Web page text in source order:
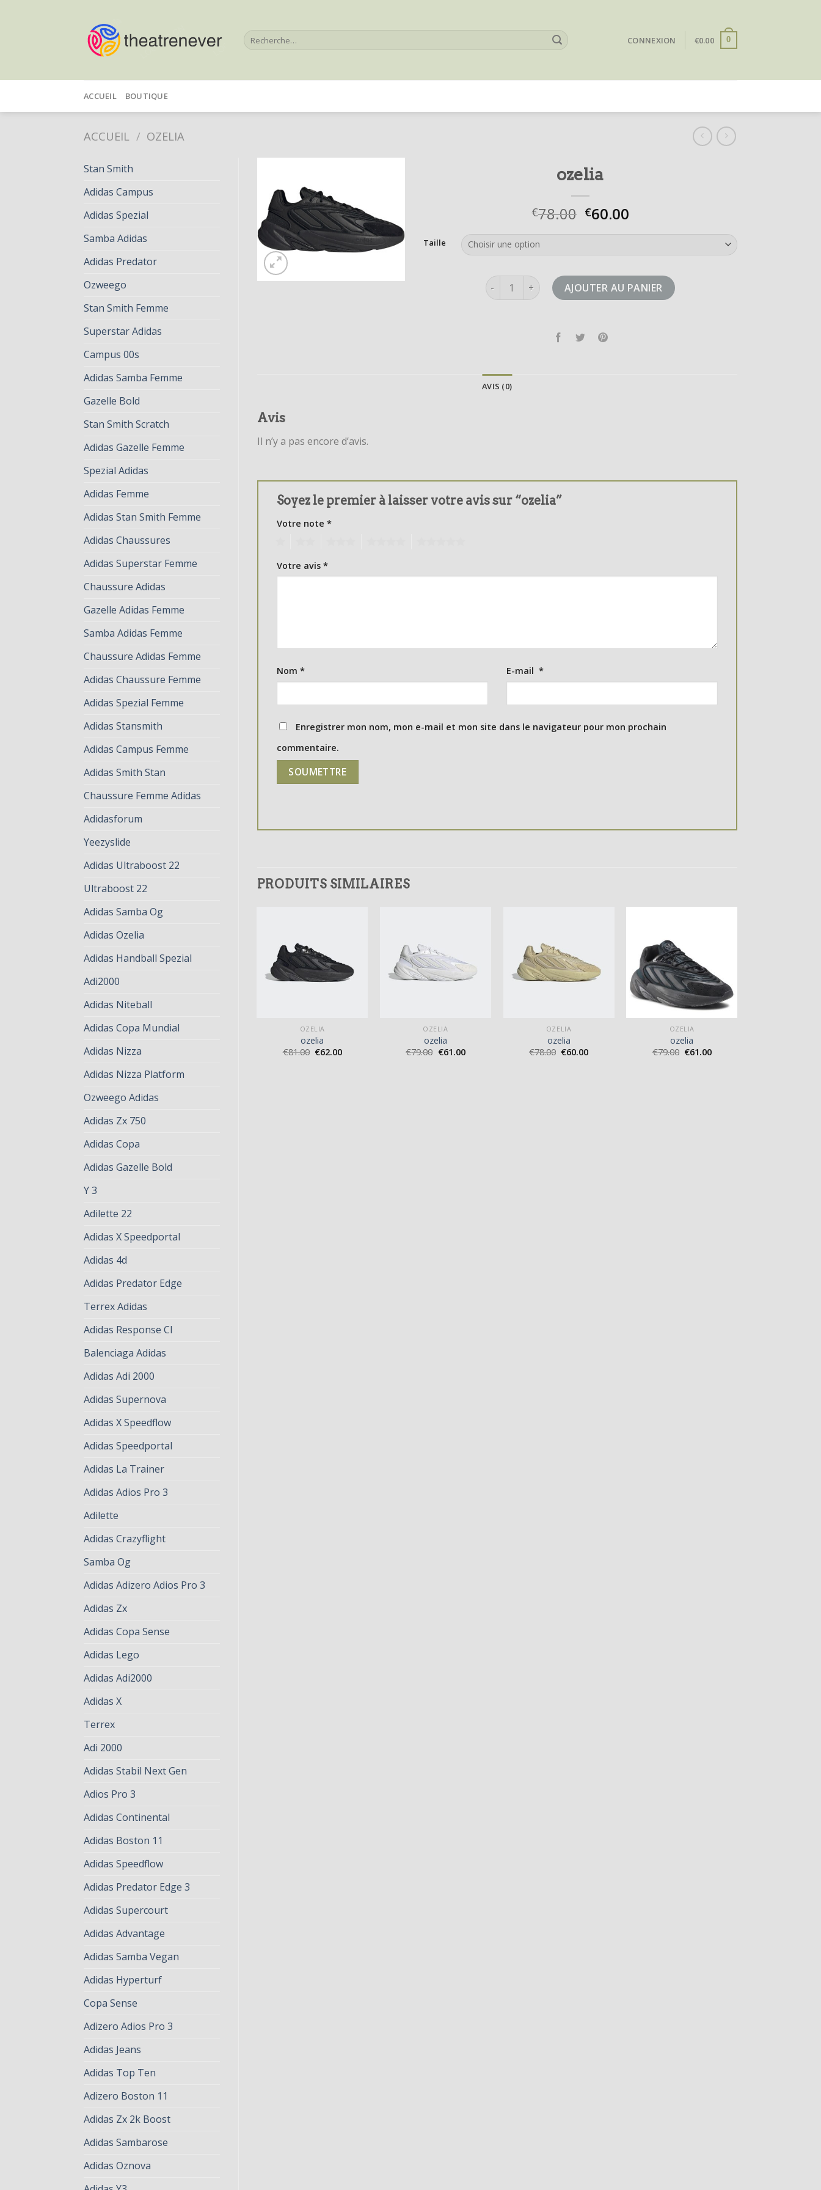
Recherche
pour :
CONNEXION €0.00 0
ACCUEIL BOUTIQUE
ACCUEIL / OZELIA
Stan Smith
Adidas Campus
Adidas Spezial
Samba Adidas
Adidas Predator
Ozweego
Stan Smith Femme
Superstar Adidas
Campus 00s
Adidas Samba Femme
Gazelle Bold
Stan Smith Scratch
Adidas Gazelle Femme
Spezial Adidas
Adidas Femme
Adidas Stan Smith Femme
Adidas Chaussures
Adidas Superstar Femme
Chaussure Adidas
Gazelle Adidas Femme
Samba Adidas Femme
Chaussure Adidas Femme
Adidas Chaussure Femme
Adidas Spezial Femme
Adidas Stansmith
Adidas Campus Femme
Adidas Smith Stan
Chaussure Femme Adidas
Adidasforum
Yeezyslide
Adidas Ultraboost 22
Ultraboost 22
Adidas Samba Og
Adidas Ozelia
Adidas Handball Spezial
Adi2000
Adidas Niteball
Adidas Copa Mundial
Adidas Nizza
Adidas Nizza Platform
Ozweego Adidas
Adidas Zx 750
Adidas Copa
Adidas Gazelle Bold
Y 3
Adilette 22
Adidas X Speedportal
Adidas 4d
Adidas Predator Edge
Terrex Adidas
Adidas Response Cl
Balenciaga Adidas
Adidas Adi 2000
Adidas Supernova
Adidas X Speedflow
Adidas Speedportal
Adidas La Trainer
Adidas Adios Pro 3
Adilette
Adidas Crazyflight
Samba Og
Adidas Adizero Adios Pro 3
Adidas Zx
Adidas Copa Sense
Adidas Lego
Adidas Adi2000
Adidas X
Terrex
Adi 2000
Adidas Stabil Next Gen
Adios Pro 3
Adidas Continental
Adidas Boston 11
Adidas Speedflow
Adidas Predator Edge 3
Adidas Supercourt
Adidas Advantage
Adidas Samba Vegan
Adidas Hyperturf
Copa Sense
Adizero Adios Pro 3
Adidas Jeans
Adidas Top Ten
Adizero Boston 11
Adidas Zx 2k Boost
Adidas Sambarose
Adidas Oznova
ozelia
€78.00 €60.00
Taille
quantité de ozelia AJOUTER AU PANIER
AVIS (0)
Avis
Il n’y a pas encore d’avis.
Soyez le premier à laisser votre avis sur “ozelia”
Votre note *
Votre avis *
Nom * E-mail *
Enregistrer mon nom, mon e-mail et mon site dans le navigateur pour mon prochain
commentaire.
PRODUITS SIMILAIRES
OZELIA
ozelia
€81.00 €62.00
OZELIA
ozelia
€79.00 €61.00
OZELIA
ozelia
€78.00 €60.00
OZELIA
ozelia
€79.00 €61.00
60.00